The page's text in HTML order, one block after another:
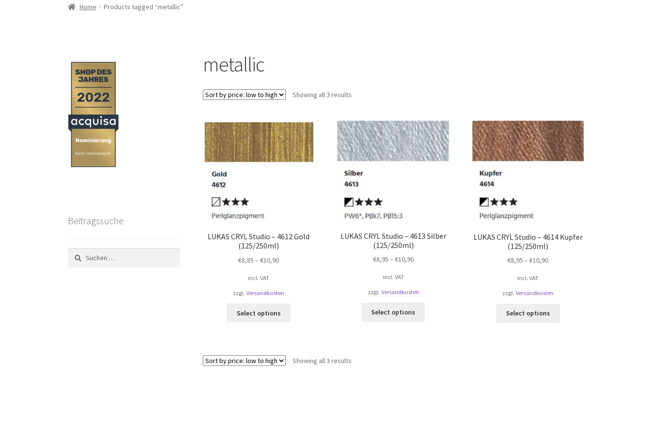
Home Products tagged “metallic”
metallic
Showing all 3 results
LUKAS CRYL Studio – 4612 Gold
(125/250ml)
€8,85 –€10,90
incl. VAT
zzgl.Versandkosten
Select options
LUKAS CRYL Studio – 4613 Silber
(125/250ml)
€8,95 – €10,90
incl. VAT
zzgl. Versandkosten
Select options
LUKAS CRYL Studio – 4614 Kupfer
(125/250ml)
€8,95 –€10,90
incl. VAT
zzgl.Versandkosten
Select options
Showing all 3 results
Beitragssuche
Suchen
nach: